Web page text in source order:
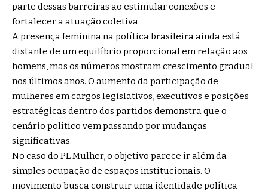
parte dessas barreiras ao estimular conexões e
fortalecer a atuação coletiva.
A presença feminina na política brasileira ainda está
distante de um equilíbrio proporcional em relação aos
homens, mas os números mostram crescimento gradual
nos últimos anos. O aumento da participação de
mulheres em cargos legislativos, executivos e posições
estratégicas dentro dos partidos demonstra que o
cenário político vem passando por mudanças
significativas.
No caso do PL Mulher, o objetivo parece ir além da
simples ocupação de espaços institucionais. O
movimento busca construir uma identidade política